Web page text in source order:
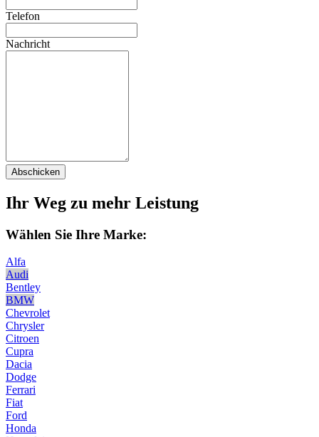
Telefon
Nachricht
Abschicken
Ihr Weg zu mehr Leistung
Wählen Sie Ihre Marke:
Alfa
Audi
Bentley
BMW
Chevrolet
Chrysler
Citroen
Cupra
Dacia
Dodge
Ferrari
Fiat
Ford
Honda